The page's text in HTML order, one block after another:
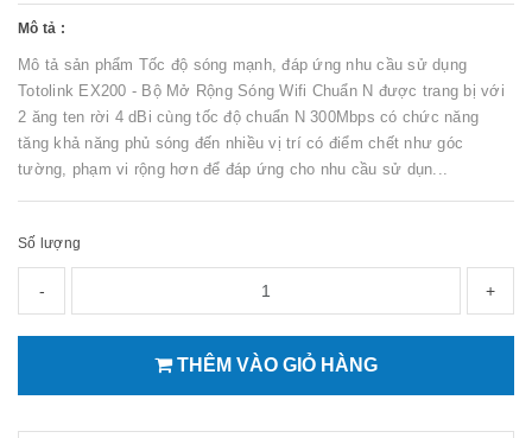
Mô tả :
Mô tả sản phẩm Tốc độ sóng mạnh, đáp ứng nhu cầu sử dụng
Totolink EX200 - Bộ Mở Rộng Sóng Wifi Chuẩn N được trang bị với
2 ăng ten rời 4 dBi cùng tốc độ chuẩn N 300Mbps có chức năng
tăng khả năng phủ sóng đến nhiều vị trí có điểm chết như góc
tường, phạm vi rộng hơn để đáp ứng cho nhu cầu sử dụn...
Số lượng
- +
THÊM VÀO GIỎ HÀNG